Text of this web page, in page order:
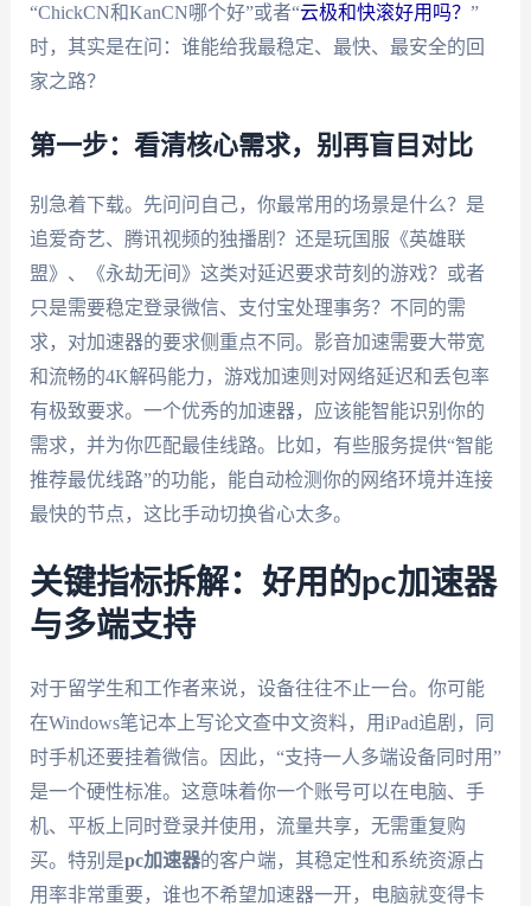
“ChickCN和KanCN哪个好”或者“云极和快滚好用吗？ ”
时，其实是在问：谁能给我最稳定、最快、最安全的回
家之路？
第一步：看清核心需求，别再盲目对比
别急着下载。先问问自己，你最常用的场景是什么？是
追爱奇艺、腾讯视频的独播剧？还是玩国服《英雄联
盟》、《永劫无间》这类对延迟要求苛刻的游戏？或者
只是需要稳定登录微信、支付宝处理事务？不同的需
求，对加速器的要求侧重点不同。影音加速需要大带宽
和流畅的4K解码能力，游戏加速则对网络延迟和丢包率
有极致要求。一个优秀的加速器，应该能智能识别你的
需求，并为你匹配最佳线路。比如，有些服务提供“智能
推荐最优线路”的功能，能自动检测你的网络环境并连接
最快的节点，这比手动切换省心太多。
关键指标拆解：好用的pc加速器
与多端支持
对于留学生和工作者来说，设备往往不止一台。你可能
在Windows笔记本上写论文查中文资料，用iPad追剧，同
时手机还要挂着微信。因此，“支持一人多端设备同时用”
是一个硬性标准。这意味着你一个账号可以在电脑、手
机、平板上同时登录并使用，流量共享，无需重复购
买。特别是pc加速器的客户端，其稳定性和系统资源占
用率非常重要，谁也不希望加速器一开，电脑就变得卡